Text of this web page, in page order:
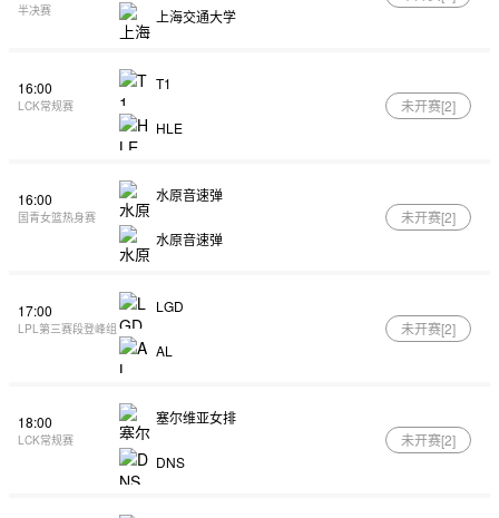
半决赛
上海交通大学
16:00
LCK常规赛
T1
HLE
未开赛[2]
16:00
国青女篮热身赛
水原音速弹
水原音速弹
未开赛[2]
17:00
LPL第三赛段登峰组
LGD
AL
未开赛[2]
18:00
LCK常规赛
塞尔维亚女排
DNS
未开赛[2]